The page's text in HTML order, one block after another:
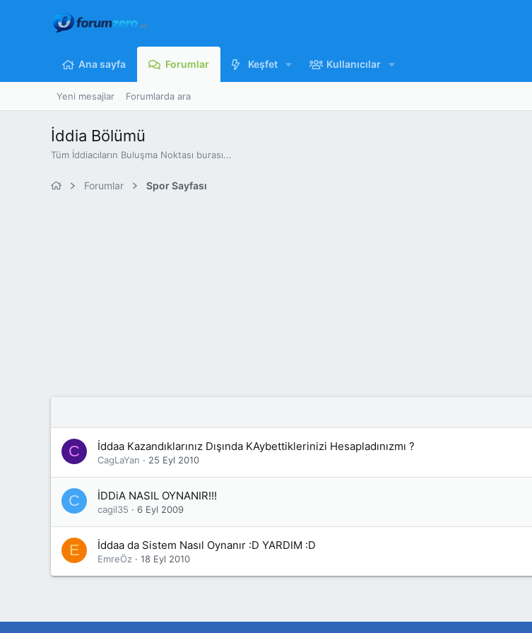
Ana sayfa Forumlar Keşfet Kullanıcılar
Yeni mesajlar Forumlarda ara
İddia Bölümü
Tüm İddiacıların Buluşma Noktası burası...
Forumlar Spor Sayfası
C İddaa Kazandıklarınız Dışında KAybettiklerinizi Hesapladınızmı ?
CagLaYan 25 Eyl 2010
C İDDiA NASIL OYNANIR!!!
cagil35 6 Eyl 2009
E İddaa da Sistem Nasıl Oynanır :D YARDIM :D
EmreÖz 18 Eyl 2010